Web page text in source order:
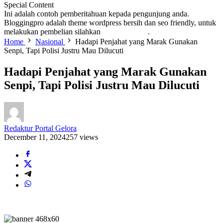
Special Content
Ini adalah contoh pemberitahuan kepada pengunjung anda.
Bloggingpro adalah theme wordpress bersih dan seo friendly, untuk
melakukan pembelian silahkan
.
Home
Nasional
Hadapi Penjahat yang Marak Gunakan
Senpi, Tapi Polisi Justru Mau Dilucuti
Hadapi Penjahat yang Marak Gunakan
Senpi, Tapi Polisi Justru Mau Dilucuti
Redaktur Portal Gelora
December 11, 2024257 views